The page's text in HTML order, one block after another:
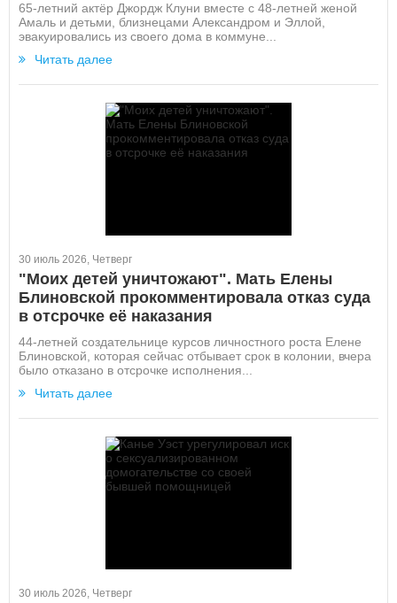
65-летний актёр Джордж Клуни вместе с 48-летней женой
Амаль и детьми, близнецами Александром и Эллой,
эвакуировались из своего дома в коммуне...
Читать далее
30 июль 2026, Четверг
"Моих детей уничтожают". Мать Елены
Блиновской прокомментировала отказ суда
в отсрочке её наказания
44-летней создательнице курсов личностного роста Елене
Блиновской, которая сейчас отбывает срок в колонии, вчера
было отказано в отсрочке исполнения...
Читать далее
30 июль 2026, Четверг